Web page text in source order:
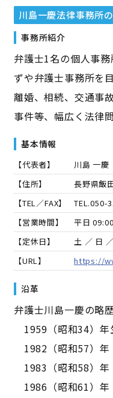
川島一慶法律事務所
事務所紹介
弁護士1名の個人事
ずや弁護士事務所を
離婚、相続、交通事
事件等、幅広く法律
基本情報
【代表者】 川島 一慶
【住所】
長野県飯
【TEL／FAX】
TEL.050-
【営業時間】
平日
【定休日】
土 ／ 日
【URL】
https://
沿革
弁護士川島一慶の略歴
1959（昭和34）年
1982（昭和57）
1983（昭和58）
1986（昭和61）